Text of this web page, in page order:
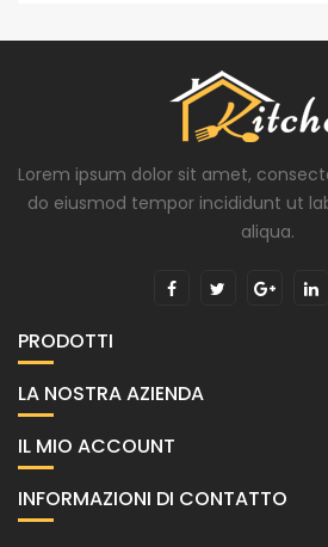
Lorem ipsum dolor sit amet,
do eiusmod tempor incididunt ut
aliqua.
PRODOTTI
LA NOSTRA AZIENDA
IL MIO ACCOUNT
INFORMAZIONI DI CONTATTO